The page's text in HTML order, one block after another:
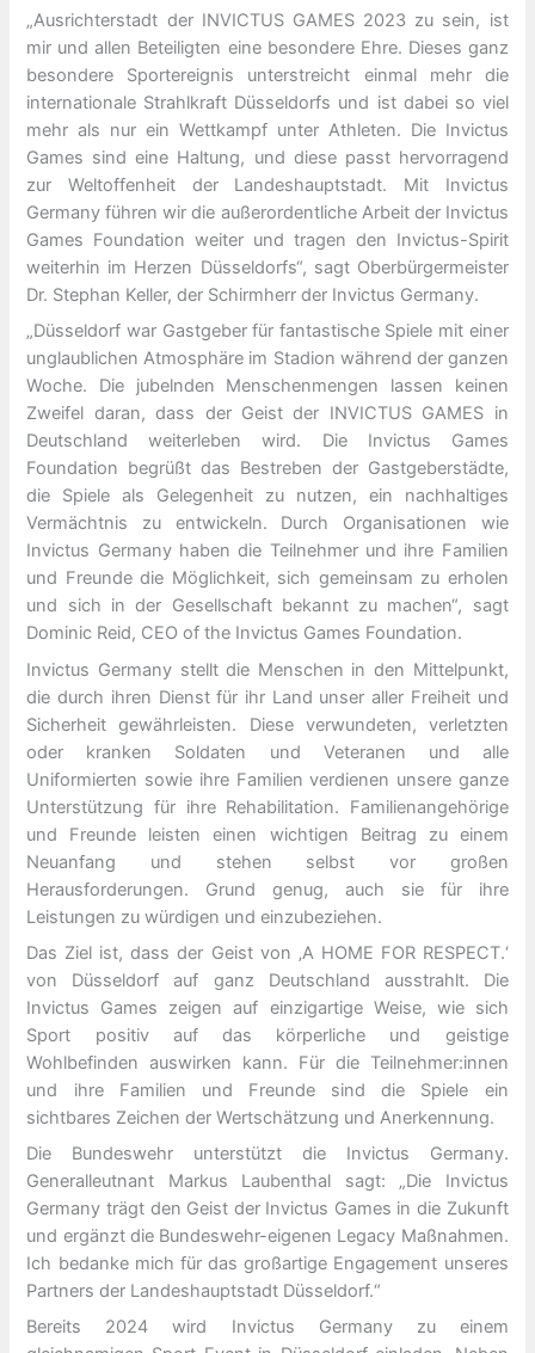
„Ausrichterstadt der INVICTUS GAMES 2023 zu sein, ist
mir und allen Beteiligten eine besondere Ehre. Dieses ganz
besondere Sportereignis unterstreicht einmal mehr die
internationale Strahlkraft Düsseldorfs und ist dabei so viel
mehr als nur ein Wettkampf unter Athleten. Die Invictus
Games sind eine Haltung, und diese passt hervorragend
zur Weltoffenheit der Landeshauptstadt. Mit Invictus
Germany führen wir die außerordentliche Arbeit der Invictus
Games Foundation weiter und tragen den Invictus-Spirit
weiterhin im Herzen Düsseldorfs“, sagt Oberbürgermeister
Dr. Stephan Keller, der Schirmherr der Invictus Germany.
„Düsseldorf war Gastgeber für fantastische Spiele mit einer
unglaublichen Atmosphäre im Stadion während der ganzen
Woche. Die jubelnden Menschenmengen lassen keinen
Zweifel daran, dass der Geist der INVICTUS GAMES in
Deutschland weiterleben wird. Die Invictus Games
Foundation begrüßt das Bestreben der Gastgeberstädte,
die Spiele als Gelegenheit zu nutzen, ein nachhaltiges
Vermächtnis zu entwickeln. Durch Organisationen wie
Invictus Germany haben die Teilnehmer und ihre Familien
und Freunde die Möglichkeit, sich gemeinsam zu erholen
und sich in der Gesellschaft bekannt zu machen“, sagt
Dominic Reid, CEO of the Invictus Games Foundation.
Invictus Germany stellt die Menschen in den Mittelpunkt,
die durch ihren Dienst für ihr Land unser aller Freiheit und
Sicherheit gewährleisten. Diese verwundeten, verletzten
oder kranken Soldaten und Veteranen und alle
Uniformierten sowie ihre Familien verdienen unsere ganze
Unterstützung für ihre Rehabilitation. Familienangehörige
und Freunde leisten einen wichtigen Beitrag zu einem
Neuanfang und stehen selbst vor großen
Herausforderungen. Grund genug, auch sie für ihre
Leistungen zu würdigen und einzubeziehen.
Das Ziel ist, dass der Geist von ‚A HOME FOR RESPECT.‘
von Düsseldorf auf ganz Deutschland ausstrahlt. Die
Invictus Games zeigen auf einzigartige Weise, wie sich
Sport positiv auf das körperliche und geistige
Wohlbefinden auswirken kann. Für die Teilnehmer:innen
und ihre Familien und Freunde sind die Spiele ein
sichtbares Zeichen der Wertschätzung und Anerkennung.
Die Bundeswehr unterstützt die Invictus Germany.
Generalleutnant Markus Laubenthal sagt: „Die Invictus
Germany trägt den Geist der Invictus Games in die Zukunft
und ergänzt die Bundeswehr-eigenen Legacy Maßnahmen.
Ich bedanke mich für das großartige Engagement unseres
Partners der Landeshauptstadt Düsseldorf.“
Bereits 2024 wird Invictus Germany zu einem